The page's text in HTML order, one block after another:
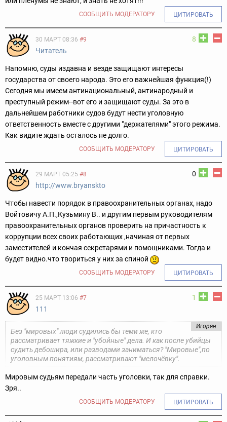
СООБЩИТЬ МОДЕРАТОРУ ЦИТИРОВАТЬ
8
30 МАРТ 08:36 #9
Читатель
Напомню, суды издавна и везде защищают интересы
государства от своего народа. Это его важнейшая функция(!)
Сегодня мы имеем антинациональный, антинародный и
преступный режим--вот его и защищают суды. За это в
дальнейшем работники судов будут нести уголовную
ответственность вместе с другими "держателями" этого режима.
Как видите ждать осталось не долго.
СООБЩИТЬ МОДЕРАТОРУ ЦИТИРОВАТЬ
0
29 МАРТ 05:25 #8
http://www.bryanskto
Чтобы навести порядок в правоохранительных органах, надо
Войтовичу А.П.,Кузьмину В.. и другим первым руководителям
правоохранительных органов проверить на причастность к
коррупции всех своих работающих ,начиная от первых
заместителей и кончая секретарями и помощниками. Тогда и
будет видно.что твориться у них за спиной
СООБЩИТЬ МОДЕРАТОРУ ЦИТИРОВАТЬ
1
25 МАРТ 13:06 #7
111
Игорян
Без "мировых" люди судились бы теми же, кто
рассматривает тяжкие и "убойные" дела. И как после убийцы
судить дебошира, или разводами заниматься? "Мировые",по
уголовным понятиям, рассматривают "мелочёвку".
Мировым судьям передали часть уголовки, так для справки.
Зря..
СООБЩИТЬ МОДЕРАТОРУ ЦИТИРОВАТЬ